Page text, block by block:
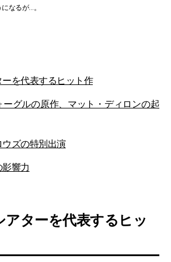
なるが…。
を代表するヒット作
ーグルの原作、マット・ディロンの起
ズの特別出演
響力
アターを代表するヒッ